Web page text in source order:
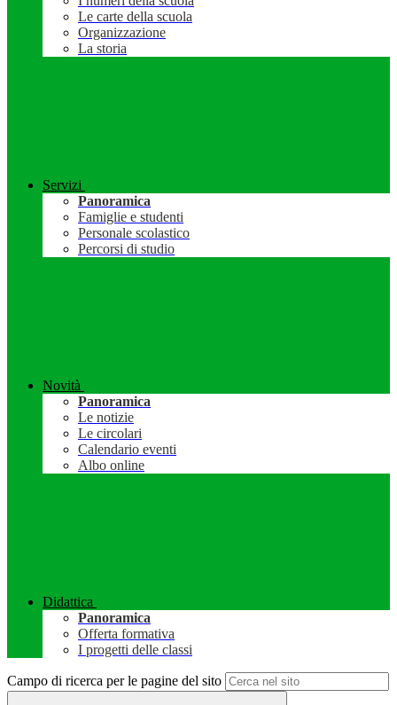
Le carte della scuola
Organizzazione
La storia
Servizi
Panoramica
Famiglie e studenti
Personale scolastico
Percorsi di studio
Novità
Panoramica
Le notizie
Le circolari
Calendario eventi
Albo online
Didattica
Panoramica
Offerta formativa
I progetti delle classi
Campo di ricerca per le pagine del sito